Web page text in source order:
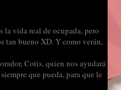
la vida real de ocupada, pero
tan bueno XD. Y como verán,
Cotis, quien nos ayudará
que pueda, para que le